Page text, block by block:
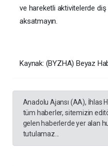
ve hareketli aktivitelerde diş
aksatmayın.
Kaynak: (BYZHA) Beyaz
Anadolu Ajansı (AA), İhlas
tüm haberler, sitemizin
gelen haberlerde yer alan
tutulamaz...